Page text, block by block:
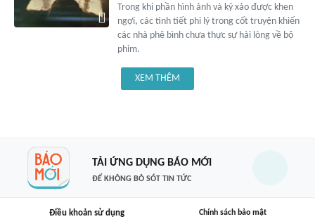
Trong khi phần hình ảnh và kỹ xảo được khen
ngợi, các tình tiết phi lý trong cốt truyện khiến
các nhà phê bình chưa thực sự hài lòng về bộ
phim.
XEM THÊM
TẢI ỨNG DỤNG BÁO MỚI
ĐỂ KHÔNG BỎ SÓT TIN TỨC
Điều khoản sử dụng Chính sách bảo mật